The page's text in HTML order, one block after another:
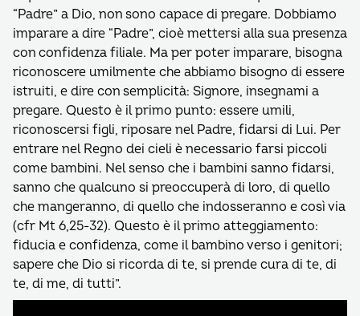
“Padre” a Dio, non sono capace di pregare. Dobbiamo
imparare a dire “Padre”, cioè mettersi alla sua presenza
con confidenza filiale. Ma per poter imparare, bisogna
riconoscere umilmente che abbiamo bisogno di essere
istruiti, e dire con semplicità: Signore, insegnami a
pregare. Questo è il primo punto: essere umili,
riconoscersi figli, riposare nel Padre, fidarsi di Lui. Per
entrare nel Regno dei cieli è necessario farsi piccoli
come bambini. Nel senso che i bambini sanno fidarsi,
sanno che qualcuno si preoccuperà di loro, di quello
che mangeranno, di quello che indosseranno e così via
(cfr Mt 6,25-32). Questo è il primo atteggiamento:
fiducia e confidenza, come il bambino verso i genitori;
sapere che Dio si ricorda di te, si prende cura di te, di
te, di me, di tutti”.